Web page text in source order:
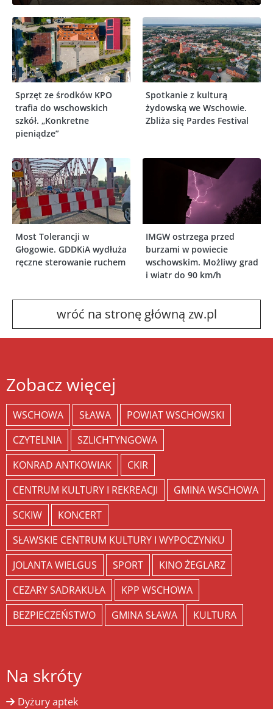
Sprzęt ze środków KPO
trafia do wschowskich
szkół. „Konkretne
pieniądze”
Spotkanie z kulturą
żydowską we Wschowie.
Zbliża się Pardes Festival
Most Tolerancji w
Głogowie. GDDKiA wydłuża
ręczne sterowanie ruchem
IMGW ostrzega przed
burzami w powiecie
wschowskim. Możliwy grad
i wiatr do 90 km/h
wróć na stronę główną zw.pl
Zobacz więcej
WSCHOWA SŁAWA
POWIAT WSCHOWSKI
CZYTELNIA
SZLICHTYNGOWA
KONRAD ANTKOWIAK
CKIR
CENTRUM KULTURY I REKREACJI
GMINA WSCHOWA
SCKIW
KONCERT
SŁAWSKIE CENTRUM KULTURY I WYPOCZYNKU
JOLANTA WIELGUS
SPORT
KINO ŻEGLARZ
CEZARY SADRAKUŁA
KPP WSCHOWA
BEZPIECZEŃSTWO
GMINA SŁAWA KULTURA
Na skróty
Dyżury aptek